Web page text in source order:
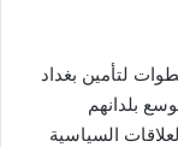
لتأمين بغداد
بلدانهم
السياسية